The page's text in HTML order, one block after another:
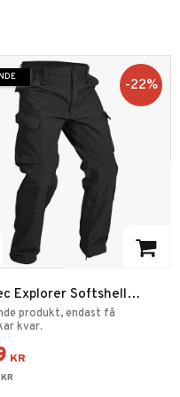
till i favoriter
Explorer Softshell
produkt, endast få
kvar.
KR
KR
22%